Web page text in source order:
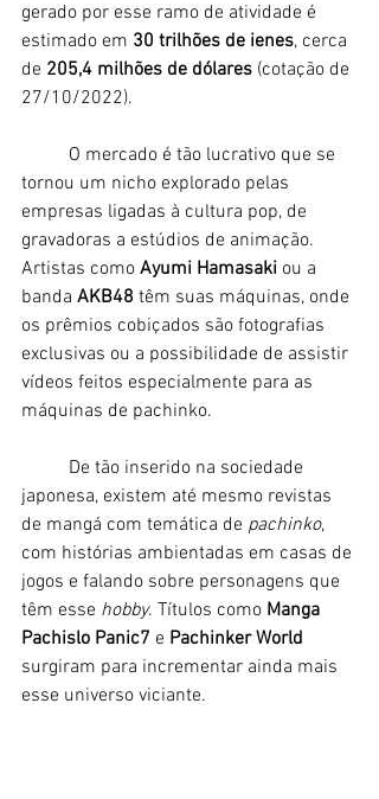
gerado por esse ramo de atividade é
estimado em 30 trilhões de ienes, cerca
de 205,4 milhões de dólares (cotação de
27/10/2022).
tornou um nicho explorado pelas
empresas ligadas à cultura pop, de
gravadoras a estúdios de animação.
Artistas como Ayumi Hamasaki ou a
banda AKB48 têm suas máquinas, onde
os prêmios cobiçados são fotografias
exclusivas ou a possibilidade de assistir
vídeos feitos especialmente para as
máquinas de pachinko.
japonesa, existem até mesmo revistas
de mangá com temática de pachinko,
com histórias ambientadas em casas de
jogos e falando sobre personagens que
têm esse hobby. Títulos como Manga
Pachislo Panic7 e Pachinker World
surgiram para incrementar ainda mais
esse universo viciante.